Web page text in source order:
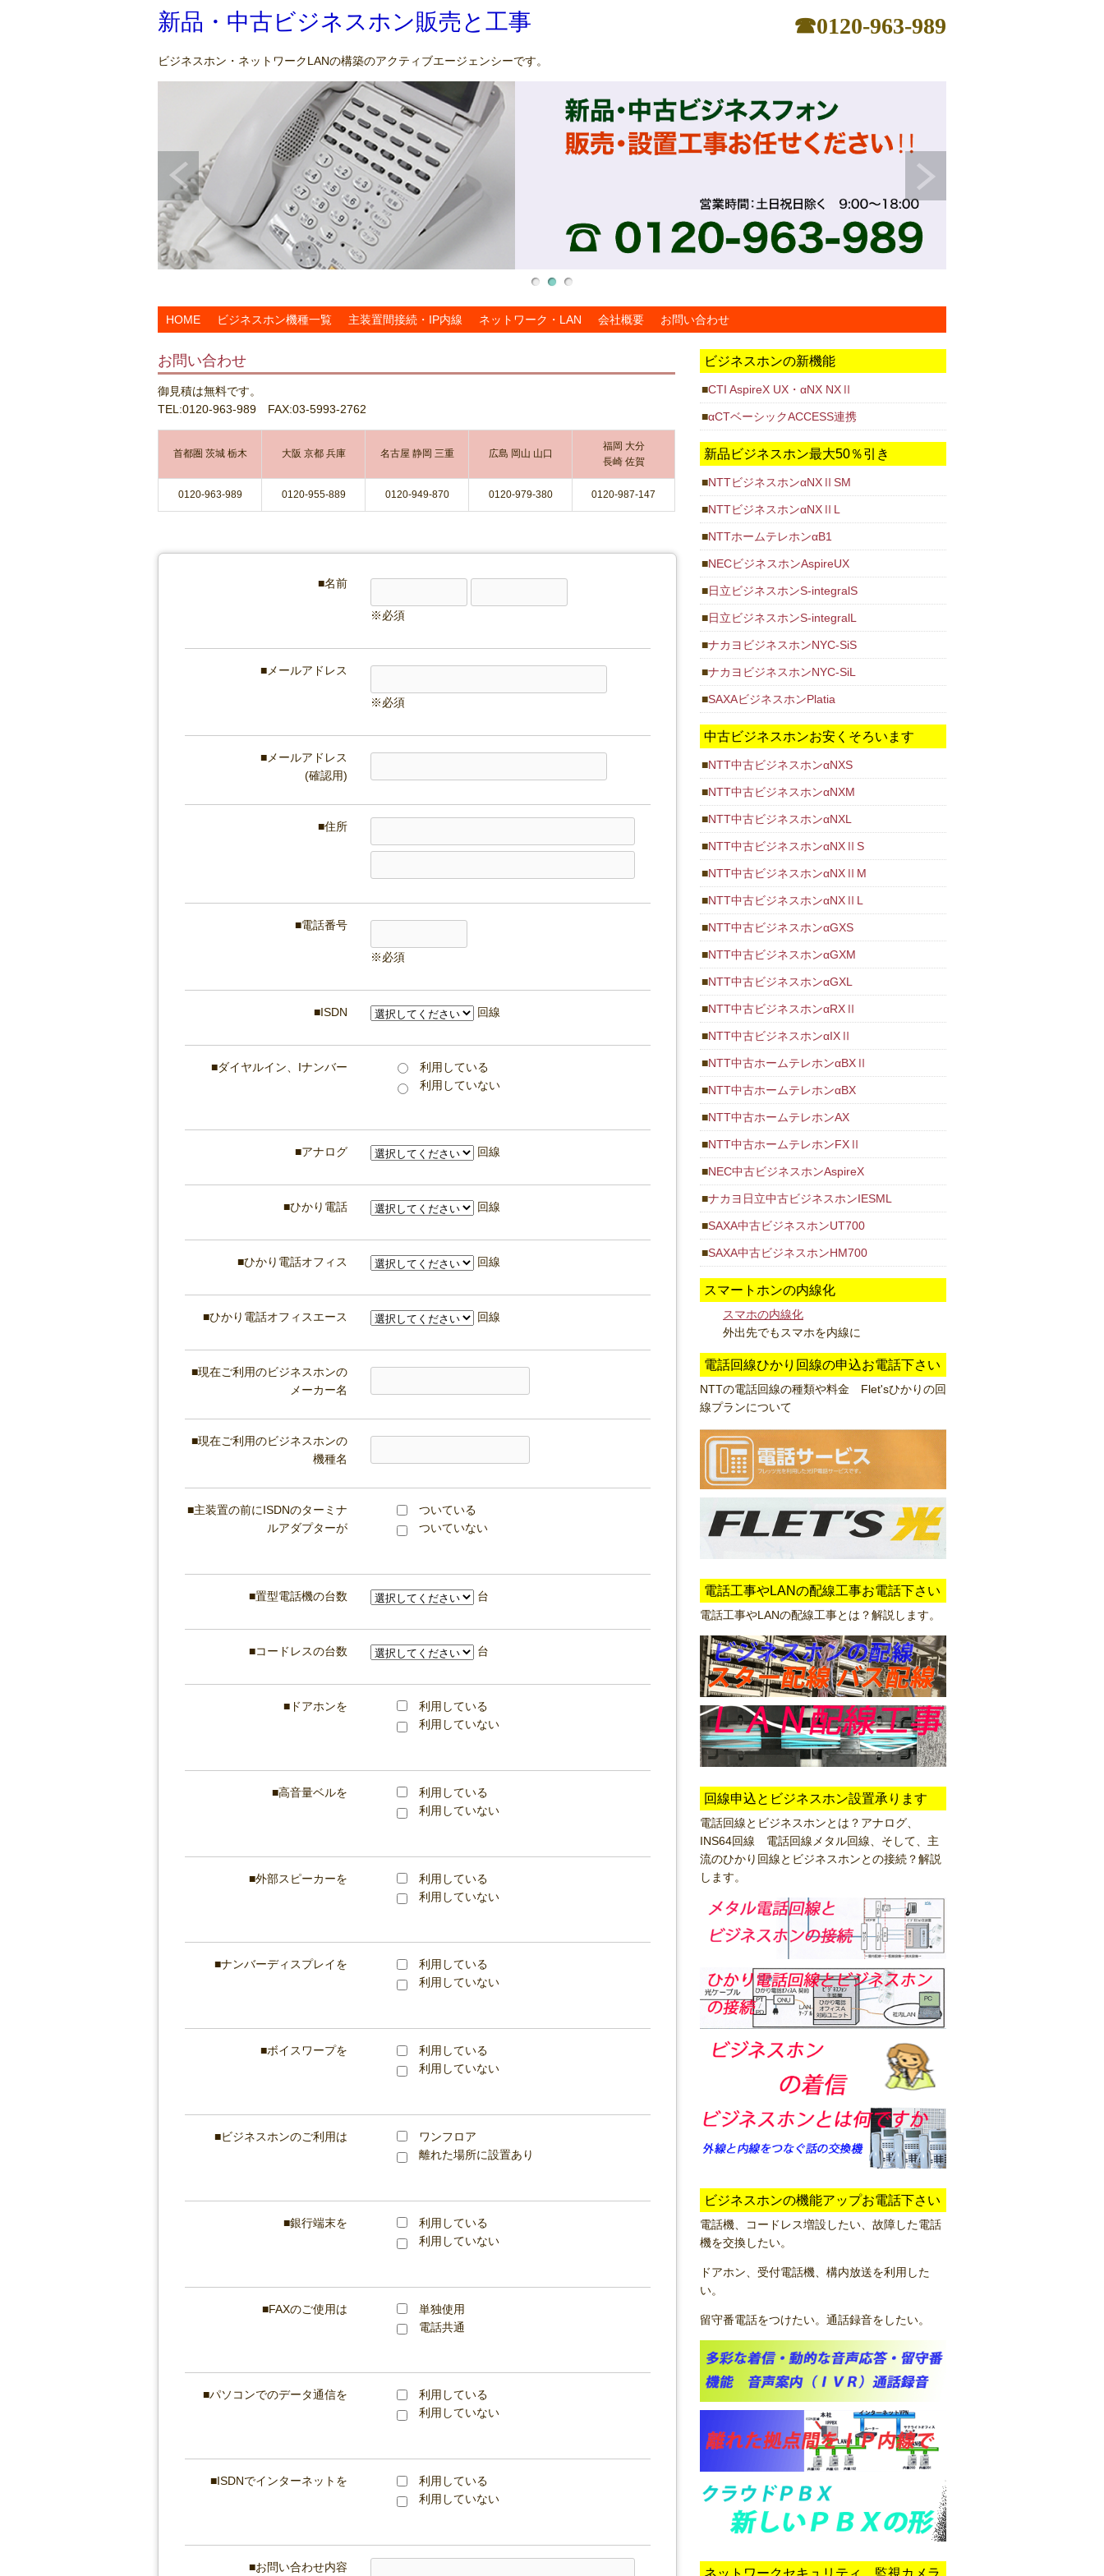
新品・中古ビジネスホン販売と工事 ☎0120-963-989
ビジネスホン・ネットワークLANの構築のアクティブエージェンシーです。
HOME ビジネスホン機種一覧 主装置間接続・IP内線 ネットワーク・LAN 会社概要 お問い合わせ
お問い合わせ
御見積は無料です。
TEL:0120-963-989 FAX:03-5993-2762
首都圏 茨城 栃木 大阪 京都 兵庫 名古屋 静岡 三重 広島 岡山 山口
福岡 大分
長崎 佐賀
0120-963-989 0120-955-889 0120-949-870 0120-979-380 0120-987-147
名前
メールアドレス
メールアドレス
(確認用)
住所
電話番号
ISDN 回線
ダイヤルイン、Iナンバー
利用している
利用していない
アナログ 回線
ひかり電話 回線
ひかり電話オフィス 回線
ひかり電話オフィスエース 回線
現在ご利用のビジネスホンの
メーカー名
現在ご利用のビジネスホンの
機種名
主装置の前にISDNのターミナ
ルアダプターが
ついている
ついていない
置型電話機の台数 台
コードレスの台数 台
ドアホンを
利用している
利用していない
高音量ベルを
利用している
利用していない
外部スピーカーを
利用している
利用していない
ナンバーディスプレイを
利用している
利用していない
ボイスワープを
利用している
利用していない
ビジネスホンのご利用は
ワンフロア
離れた場所に設置あり
銀行端末を
利用している
利用していない
FAXのご使用は
単独使用
電話共通
パソコンでのデータ通信を
利用している
利用していない
ISDNでインターネットを
利用している
利用していない
お問い合わせ内容
ビジネスホンの新機能
CTI AspireX UX・αNX NXⅡ
αCTベーシックACCESS連携
新品ビジネスホン最大50％引き
NTTビジネスホンαNXⅡSM
NTTビジネスホンαNXⅡL
NTTホームテレホンαB1
NECビジネスホンAspireUX
日立ビジネスホンS-integralS
日立ビジネスホンS-integralL
ナカヨビジネスホンNYC-SiS
ナカヨビジネスホンNYC-SiL
SAXAビジネスホンPlatia
中古ビジネスホンお安くそろいます
NTT中古ビジネスホンαNXS
NTT中古ビジネスホンαNXM
NTT中古ビジネスホンαNXL
NTT中古ビジネスホンαNXⅡS
NTT中古ビジネスホンαNXⅡM
NTT中古ビジネスホンαNXⅡL
NTT中古ビジネスホンαGXS
NTT中古ビジネスホンαGXM
NTT中古ビジネスホンαGXL
NTT中古ビジネスホンαRXⅡ
NTT中古ビジネスホンαIXⅡ
NTT中古ホームテレホンαBXⅡ
NTT中古ホームテレホンαBX
NTT中古ホームテレホンAX
NTT中古ホームテレホンFXⅡ
NEC中古ビジネスホンAspireX
ナカヨ日立中古ビジネスホンIESML
SAXA中古ビジネスホンUT700
SAXA中古ビジネスホンHM700
スマートホンの内線化
スマホの内線化
外出先でもスマホを内線に
電話回線ひかり回線の申込お電話下さい
NTTの電話回線の種類や料金 Flet'sひかりの回
線プランについて
電話工事やLANの配線工事お電話下さい
電話工事やLANの配線工事とは？解説します。
回線申込とビジネスホン設置承ります
電話回線とビジネスホンとは？アナログ、
INS64回線 電話回線メタル回線、そして、主
流のひかり回線とビジネスホンとの接続？解説
します。
ビジネスホンの機能アップお電話下さい
電話機、コードレス増設したい、故障した電話
機を交換したい。
ドアホン、受付電話機、構内放送を利用した
い。
留守番電話をつけたい。通話録音をしたい。
ネットワークセキュリティ 監視カメラ